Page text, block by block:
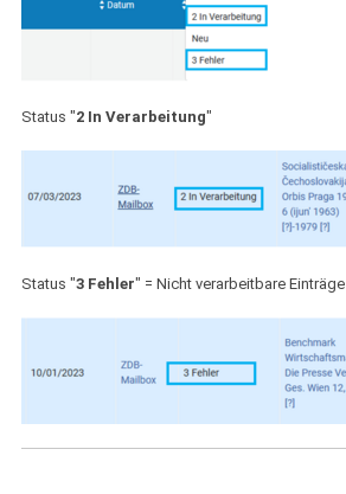
Status "2 In Verarbeitung"
Status "3 Fehler" = Nicht verarbeitbare Einträge